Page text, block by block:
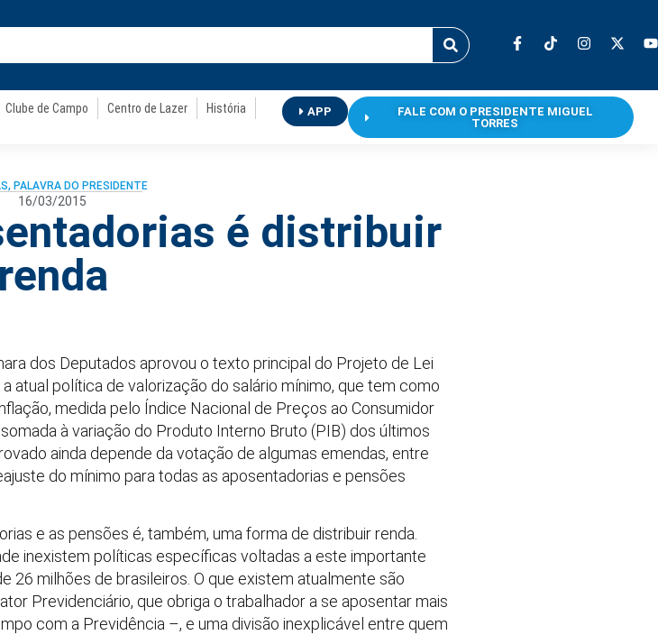
Clube de Campo Centro de Lazer
História
APP
FALE COM O PRESIDENTE MIGUEL
TORRES
, PALAVRA DO PRESIDENTE
16/03/2015
é distribuir
renda
dos Deputados aprovou o texto principal do Projeto de Lei
atual política de valorização do salário mínimo, que tem como
medida pelo Índice Nacional de Preços ao Consumidor
à variação do Produto Interno Bruto (PIB) dos últimos
ainda depende da votação de algumas emendas, entre
do mínimo para todas as aposentadorias e pensões
e as pensões é, também, uma forma de distribuir renda.
inexistem políticas específicas voltadas a este importante
26 milhões de brasileiros. O que existem atualmente são
Previdenciário, que obriga o trabalhador a se aposentar mais
com a Previdência –, e uma divisão inexplicável entre quem